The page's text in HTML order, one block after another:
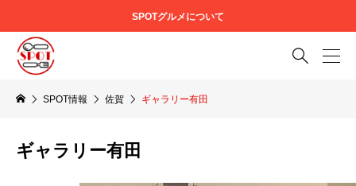
SPOTグルメについて

SPOT情報 佐賀 ギャラリー有田
ギャラリー有田